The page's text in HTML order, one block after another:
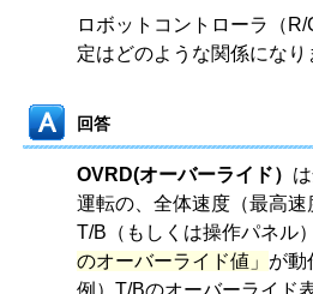
ロボットコントローラ（
定はどのような関係になり
回答
OVRD(オーバーライド）
運転の、全体速度（最高速
T/B（もしくは操作パネル
のオーバーライド値」 が動
例）T/Bのオーバーライド